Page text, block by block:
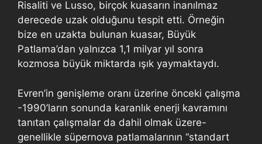
Risaliti ve Lusso, birçok kuasarın inanılmaz
derecede uzak olduğunu tespit etti. Örneğin
bize en uzakta bulunan kuasar, Büyük
Patlama’dan yalnızca 1,1 milyar yıl sonra
kozmosa büyük miktarda ışık yaymaktaydı.
Evren’in genişleme oranı üzerine önceki çalışma
-1990’ların sonunda karanlık enerji kavramını
tanıtan çalışmalar da dahil olmak üzere-
genellikle süpernova patlamalarının “standart